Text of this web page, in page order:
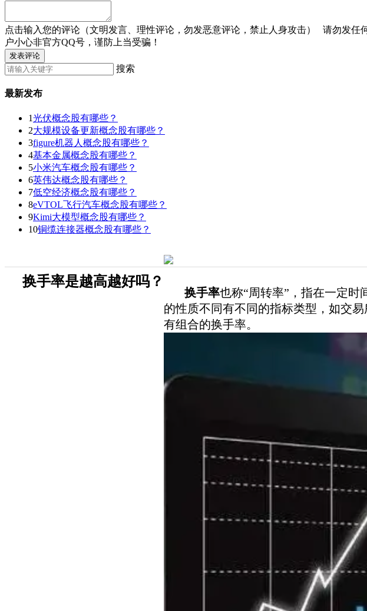
点击输入您的评论（文明发言、理性评论，勿发恶意评论，禁止人身攻击） 请勿发任
户小心非官方QQ号，谨防上当受骗！
发表评论
搜索
最新发布
1光伏概念股有哪些？
2大规模设备更新概念股有哪些？
3figure机器人概念股有哪些？
4基本金属概念股有哪些？
5小米汽车概念股有哪些？
6英伟达概念股有哪些？
7低空经济概念股有哪些？
8eVTOL飞行汽车概念股有哪些？
9Kimi大模型概念股有哪些？
10铜缆连接器概念股有哪些？
换手率是越高越好吗？
换手率也称“周转率”，指在一定
的性质不同有不同的指标类型，如交
有组合的换手率。